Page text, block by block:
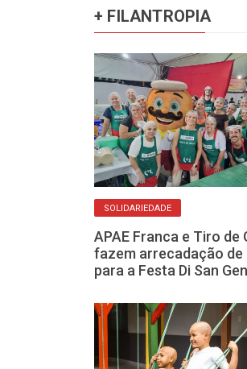
+ FILANTROPIA
SOLIDARIEDADE
APAE Franca e Tiro de
fazem arrecadação de
para a Festa Di San